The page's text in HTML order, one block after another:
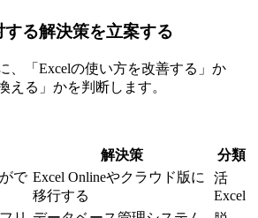
る解決策を立案する
、「Excelの使い方を改善する」か
える」かを判断します。
解決策
分類
で Excel Onlineやクラウド版に
移行する
活
Excel